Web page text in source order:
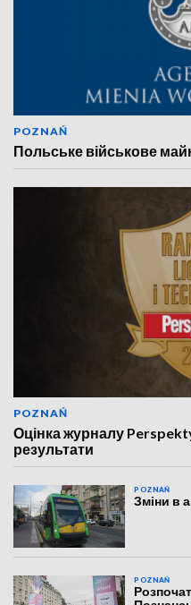
POZNAŃ
Польське військове
POZNAŃ
Оцінка журналу
результати
POZNAŃ
Зміни в
POZNAŃ